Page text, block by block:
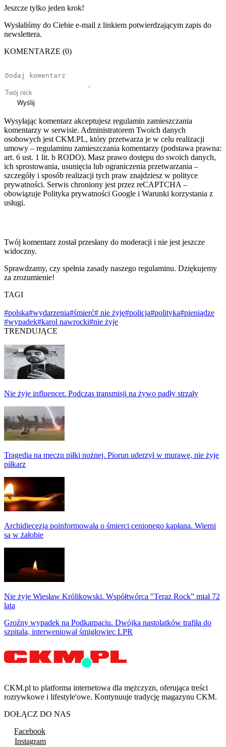
Jeszcze tylko jeden krok!
Wysłaliśmy do Ciebie e-mail z linkiem potwierdzającym zapis do
newslettera.
KOMENTARZE (0)
Wyślij
Wysyłając komentarz akceptujesz regulamin zamieszczania
komentarzy w serwisie. Administratorem Twoich danych
osobowych jest CKM.PL, który przetwarza je w celu realizacji
umowy – regulaminu zamieszczania komentarzy (podstawa prawna:
art. 6 ust. 1 lit. b RODO). Masz prawo dostępu do swoich danych,
ich sprostowania, usunięcia lub ograniczenia przetwarzania –
szczegóły i sposób realizacji tych praw znajdziesz w polityce
prywatności. Serwis chroniony jest przez reCAPTCHA –
obowiązuje Polityka prywatności Google i Warunki korzystania z
usługi.
Twój komentarz został przesłany do moderacji i nie jest jeszcze
widoczny.
Sprawdzamy, czy spełnia zasady naszego regulaminu. Dziękujemy
za zrozumienie!
TAGI
#polska#wydarzenia#śmierć# nie żyje#policja#polityka#pieniądze
#wypadek#karol nawrocki#nie żyje
TRENDUJĄCE
Nie żyje influencer. Podczas transmisji na żywo padły strzały
Tragedia na meczu piłki nożnej. Piorun uderzył w murawę, nie żyje
piłkarz
Archidiecezja poinformowała o śmierci cenionego kapłana. Wierni
są w żałobie
Nie żyje Wiesław Królikowski. Współtwórca "Teraz Rock” miał 72
lata
Groźny wypadek na Podkarpaciu. Dwójka nastolatków trafiła do
szpitala, interweniował śmigłowiec LPR
CKM.pl to platforma internetowa dla mężczyzn, oferująca treści
rozrywkowe i lifestyle'owe. Kontynuuje tradycję magazynu CKM.
DOŁĄCZ DO NAS
Facebook
Instagram